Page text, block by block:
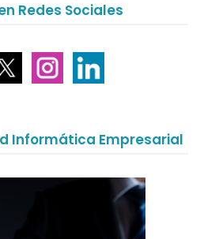
Redes Sociales
Informática Empresarial